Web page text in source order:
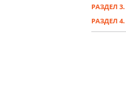
РАЗДЕЛ
РАЗДЕЛ